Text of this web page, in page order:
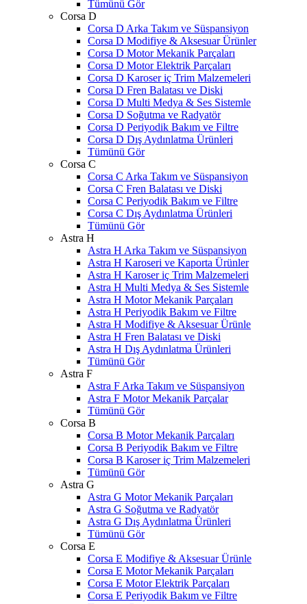
Tümünü Gör
Corsa D
Corsa D Arka Takım ve Süspansiyon
Corsa D Modifiye & Aksesuar Ürünler
Corsa D Motor Mekanik Parçaları
Corsa D Motor Elektrik Parçaları
Corsa D Karoser iç Trim Malzemeleri
Corsa D Fren Balatası ve Diski
Corsa D Multi Medya & Ses Sistemle
Corsa D Soğutma ve Radyatör
Corsa D Periyodik Bakım ve Filtre
Corsa D Dış Aydınlatma Ürünleri
Tümünü Gör
Corsa C
Corsa C Arka Takım ve Süspansiyon
Corsa C Fren Balatası ve Diski
Corsa C Periyodik Bakım ve Filtre
Corsa C Dış Aydınlatma Ürünleri
Tümünü Gör
Astra H
Astra H Arka Takım ve Süspansiyon
Astra H Karoseri ve Kaporta Ürünler
Astra H Karoser iç Trim Malzemeleri
Astra H Multi Medya & Ses Sistemle
Astra H Motor Mekanik Parçaları
Astra H Periyodik Bakım ve Filtre
Astra H Modifiye & Aksesuar Ürünle
Astra H Fren Balatası ve Diski
Astra H Dış Aydınlatma Ürünleri
Tümünü Gör
Astra F
Astra F Arka Takım ve Süspansiyon
Astra F Motor Mekanik Parçalar
Tümünü Gör
Corsa B
Corsa B Motor Mekanik Parçaları
Corsa B Periyodik Bakım ve Filtre
Corsa B Karoser iç Trim Malzemeleri
Tümünü Gör
Astra G
Astra G Motor Mekanik Parçaları
Astra G Soğutma ve Radyatör
Astra G Dış Aydınlatma Ürünleri
Tümünü Gör
Corsa E
Corsa E Modifiye & Aksesuar Ürünle
Corsa E Motor Mekanik Parçaları
Corsa E Motor Elektrik Parçaları
Corsa E Periyodik Bakım ve Filtre